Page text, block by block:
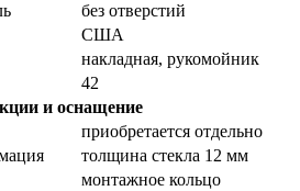
без отверстий
США
накладная, рукомойник
42
и оснащение
приобретается отдельно
толщина стекла 12 мм
монтажное кольцо